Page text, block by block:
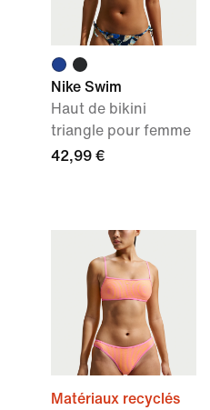
Nike Swim
Haut de bikini
triangle pour femme
42,99 €
Matériaux recyclés